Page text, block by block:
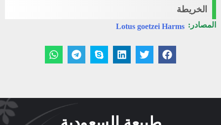
الخريطة
المصادر: Lotus goetzei Harms